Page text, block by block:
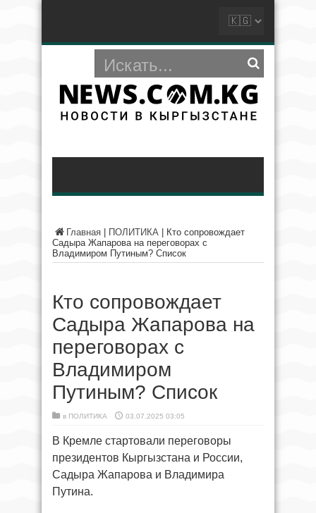
Главная ПОЛИТИКА
Кто сопровождает
Садыра Жапарова на переговорах с
Владимиром Путиным? Список
Кто сопровождает
Садыра Жапарова на
переговорах с
Владимиром
Путиным? Список
в ПОЛИТИКА 03.07.2025 03:05
В Кремле стартовали переговоры
президентов Кыргызстана и России,
Садыра Жапарова и Владимира
Путина.